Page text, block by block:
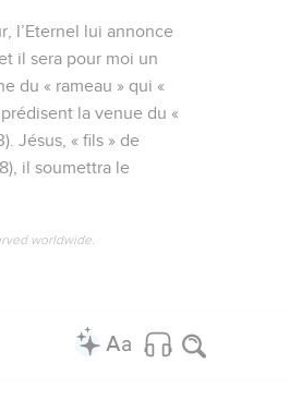
l’Eternel lui annonce
il sera pour moi un
du « rameau » qui «
prédisent la venue du «
Jésus, « fils » de
il soumettra le
worldwide.